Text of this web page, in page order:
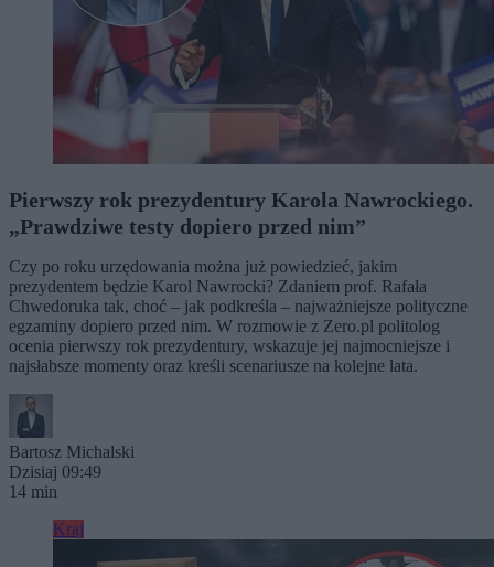
Pierwszy rok prezydentury Karola Nawrockiego.
„Prawdziwe testy dopiero przed nim”
Czy po roku urzędowania można już powiedzieć, jakim
prezydentem będzie Karol Nawrocki? Zdaniem prof. Rafała
Chwedoruka tak, choć – jak podkreśla – najważniejsze polityczne
egzaminy dopiero przed nim. W rozmowie z Zero.pl politolog
ocenia pierwszy rok prezydentury, wskazuje jej najmocniejsze i
najsłabsze momenty oraz kreśli scenariusze na kolejne lata.
Bartosz Michalski
Dzisiaj 09:49
14 min
Kraj